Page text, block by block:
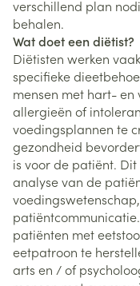
verschillend plan
behalen.
Wat doet een diëtist?
Diëtisten werken
specifieke
mensen met hart- en
allergieën of
voedingsplannen te
gezondheid
is voor de patiënt.
analyse van de
patiënten met
eetpatroon te
arts en / of